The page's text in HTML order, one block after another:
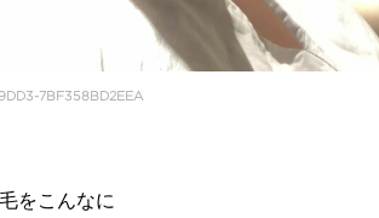
7BF358BD2EEA
をこんなに